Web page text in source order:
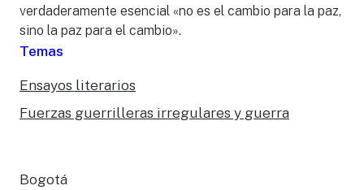
verdaderamente esencial «no es el cambio para la paz,
sino la paz para el cambio».
Temas
Ensayos literarios
Fuerzas guerrilleras irregulares y guerra
Bogotá